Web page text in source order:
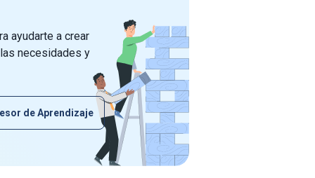
ayudarte a crear
necesidades y
de Aprendizaje